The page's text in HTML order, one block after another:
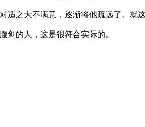
之大不满意，逐渐将他疏远了。就
剑的人，这是很符合实际的。